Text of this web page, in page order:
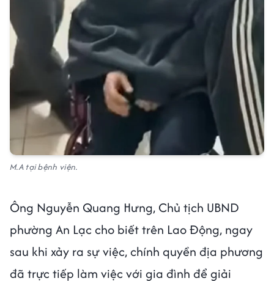
M.A tại bệnh viện.
Ông Nguyễn Quang Hưng, Chủ tịch UBND
phường An Lạc cho biết trên Lao Động, ngay
sau khi xảy ra sự việc, chính quyền địa phương
đã trực tiếp làm việc với gia đình để giải